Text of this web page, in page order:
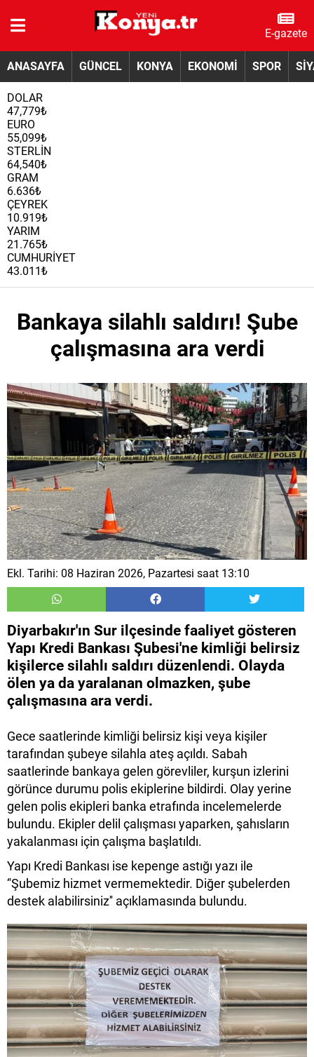
E-gazete
ANASAYFA GÜNCEL KONYA EKONOMİ SPOR
DOLAR
47,779₺
EURO
55,099₺
STERLİN
64,540₺
GRAM
6.636₺
ÇEYREK
10.919₺
YARIM
21.765₺
CUMHURİYET
43.011₺
Bankaya silahlı saldırı! Şube
çalışmasına ara verdi
Ekl. Tarihi: 08 Haziran 2026, Pazartesi saat 13:10
Diyarbakır'ın Sur ilçesinde faaliyet gösteren
Yapı Kredi Bankası Şubesi'ne kimliği belirsiz
kişilerce silahlı saldırı düzenlendi. Olayda
ölen ya da yaralanan olmazken, şube
çalışmasına ara verdi.
Gece saatlerinde kimliği belirsiz kişi veya kişiler
tarafından şubeye silahla ateş açıldı. Sabah
saatlerinde bankaya gelen görevliler, kurşun izlerini
görünce durumu polis ekiplerine bildirdi. Olay yerine
gelen polis ekipleri banka etrafında incelemelerde
bulundu. Ekipler delil çalışması yaparken, şahısların
yakalanması için çalışma başlatıldı.
Yapı Kredi Bankası ise kepenge astığı yazı ile
‘'Şubemiz hizmet vermemektedir. Diğer şubelerden
destek alabilirsiniz'' açıklamasında bulundu.